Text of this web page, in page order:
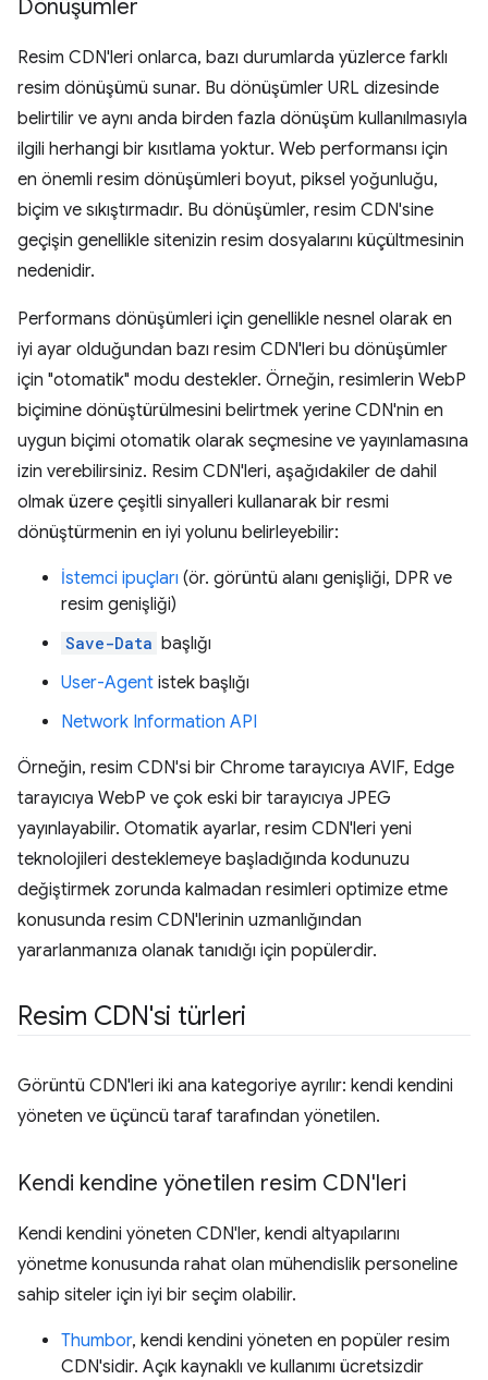
Dönüşümler
Resim CDN'leri onlarca, bazı durumlarda yüzlerce farklı
resim dönüşümü sunar. Bu dönüşümler URL dizesinde
belirtilir ve aynı anda birden fazla dönüşüm kullanılmasıyla
ilgili herhangi bir kısıtlama yoktur. Web performansı için
en önemli resim dönüşümleri boyut, piksel yoğunluğu,
biçim ve sıkıştırmadır. Bu dönüşümler, resim CDN'sine
geçişin genellikle sitenizin resim dosyalarını küçültmesinin
nedenidir.
Performans dönüşümleri için genellikle nesnel olarak en
iyi ayar olduğundan bazı resim CDN'leri bu dönüşümler
için "otomatik" modu destekler. Örneğin, resimlerin WebP
biçimine dönüştürülmesini belirtmek yerine CDN'nin en
uygun biçimi otomatik olarak seçmesine ve yayınlamasına
izin verebilirsiniz. Resim CDN'leri, aşağıdakiler de dahil
olmak üzere çeşitli sinyalleri kullanarak bir resmi
dönüştürmenin en iyi yolunu belirleyebilir:
İstemci ipuçları (ör. görüntü alanı genişliği, DPR ve
resim genişliği)
Save-Data başlığı
User-Agent istek başlığı
Network Information API
Örneğin, resim CDN'si bir Chrome tarayıcıya AVIF, Edge
tarayıcıya WebP ve çok eski bir tarayıcıya JPEG
yayınlayabilir. Otomatik ayarlar, resim CDN'leri yeni
teknolojileri desteklemeye başladığında kodunuzu
değiştirmek zorunda kalmadan resimleri optimize etme
konusunda resim CDN'lerinin uzmanlığından
yararlanmanıza olanak tanıdığı için popülerdir.
Resim CDN'si türleri
Görüntü CDN'leri iki ana kategoriye ayrılır: kendi kendini
yöneten ve üçüncü taraf tarafından yönetilen.
Kendi kendine yönetilen resim CDN'leri
Kendi kendini yöneten CDN'ler, kendi altyapılarını
yönetme konusunda rahat olan mühendislik personeline
sahip siteler için iyi bir seçim olabilir.
Thumbor, kendi kendini yöneten en popüler resim
CDN'sidir. Açık kaynaklı ve kullanımı ücretsizdir